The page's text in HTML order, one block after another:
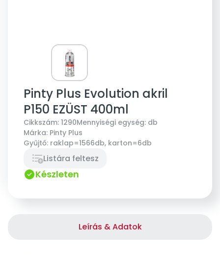
Pinty Plus Evolution akril
P150 EZÜST 400ml
Cikkszám: 1290Mennyiségi egység: db
Márka: Pinty Plus
Gyűjtő: raklap=1566db, karton=6db
Listára feltesz
Készleten
Leírás & Adatok